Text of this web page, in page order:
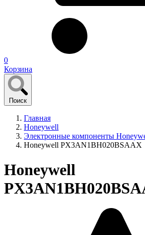
0
Корзина
Поиск
Главная
Honeywell
Электронные компоненты
Honeywell PX3AN1BH020BSAAX
Honeywell